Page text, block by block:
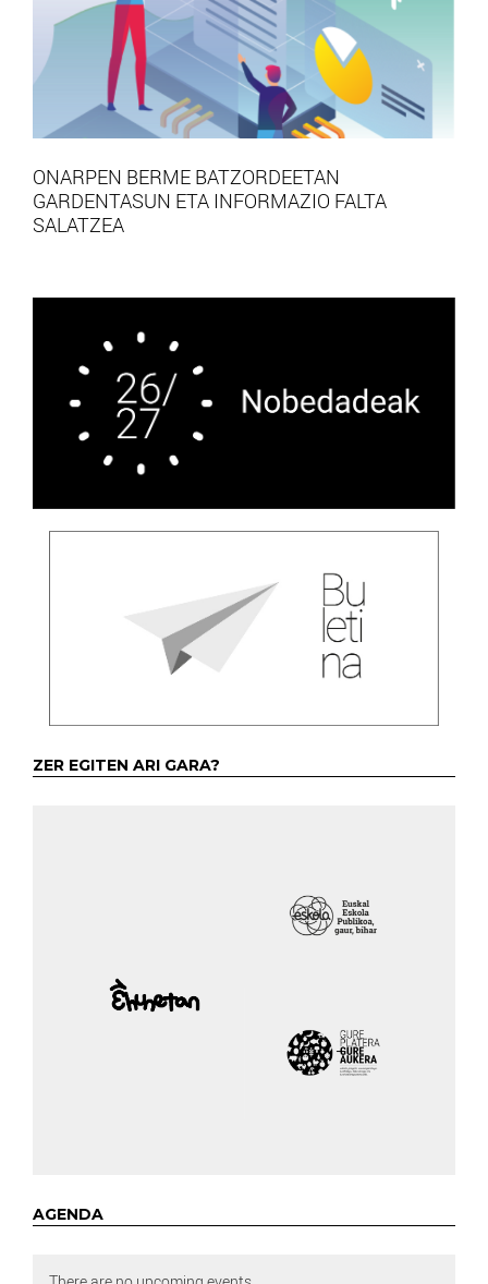
ONARPEN BERME BATZORDEETAN
GARDENTASUN ETA INFORMAZIO FALTA
SALATZEA
ZER EGITEN ARI GARA?
AGENDA